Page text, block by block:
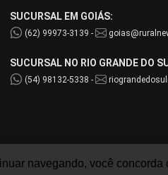
SUCURSAL EM GOIÁS:
(62) 99973-3139 -
SUCURSAL NO RIO GRANDE DO
(54) 98132-5338 -
navegando, você concorda